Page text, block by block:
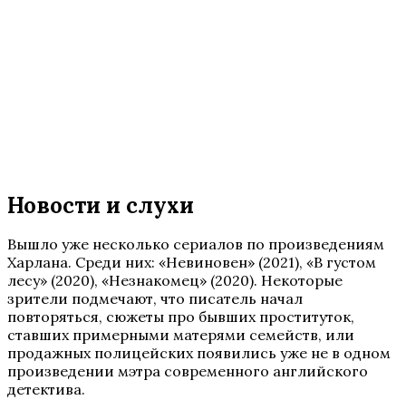
Новости и слухи
Вышло уже несколько сериалов по произведениям
Харлана. Среди них: «Невиновен» (2021), «В густом
лесу» (2020), «Незнакомец» (2020). Некоторые
зрители подмечают, что писатель начал
повторяться, сюжеты про бывших проституток,
ставших примерными матерями семейств, или
продажных полицейских появились уже не в одном
произведении мэтра современного английского
детектива.